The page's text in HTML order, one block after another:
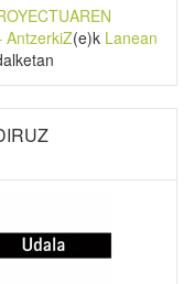
AntzerkiZ(e)k Lanean